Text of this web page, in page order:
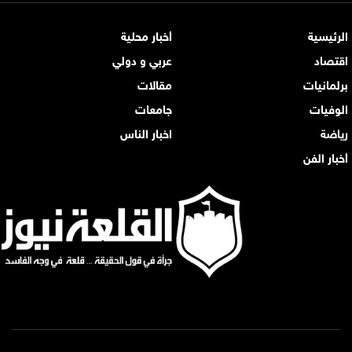
الرئيسية
أخبار محلية
اقتصاد
عربي و دولي
برلمانيات
مقالات
الوفيات
جامعات
رياضة
اخبار الناس
أخبار الفن